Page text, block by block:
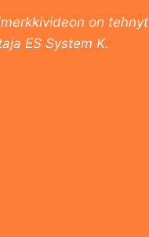
on tehnyt
ES System K.